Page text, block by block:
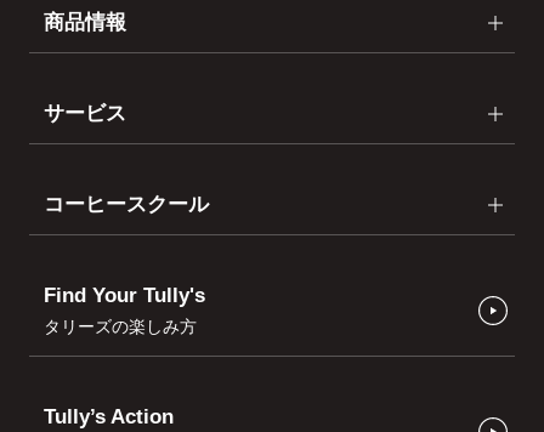
商品情報
サービス
コーヒースクール
Find Your Tully's
タリーズの楽しみ方
Tully’s Action